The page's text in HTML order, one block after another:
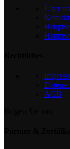
Über
Kontakt
AGB